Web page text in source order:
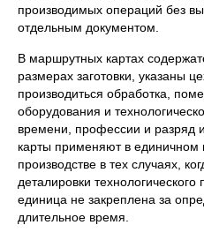
производимых опера­ций без
отдельным документом.
В маршрутных картах
раз­мерах заготовки, указаны
производиться обработка,
оборудования и
времени, профессии и разряд
карты применяют в единичном
производстве в тех случаях,
деталировки
единица не закреплена за
длительное время.